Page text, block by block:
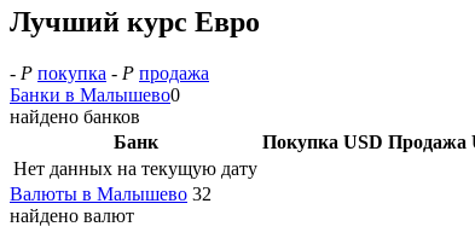
Лучший курс Евро
- Р покупка - Р продажа
Банки в Малышево0
найдено банков
Банк
Покупка USD Продажа
Нет данных на текущую дату
Валюты в Малышево 32
найдено валют